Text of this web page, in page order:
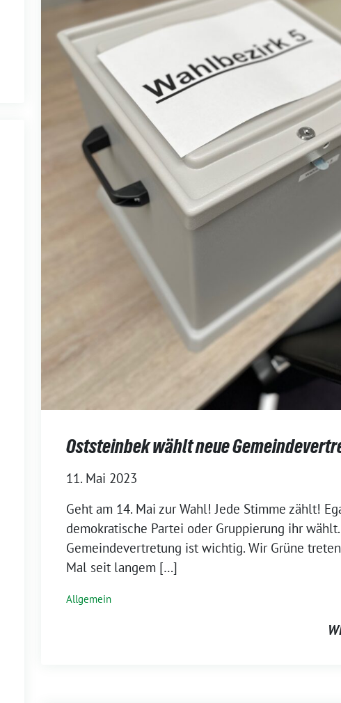
Oststeinbek wählt neue
11. Mai 2023
Geht am 14. Mai zur Wahl! Jede Stimme zählt!
demokratische Partei oder Gruppierung ihr
Gemeindevertretung ist wichtig. Wir Grüne
Mal seit langem […]
Allgemein